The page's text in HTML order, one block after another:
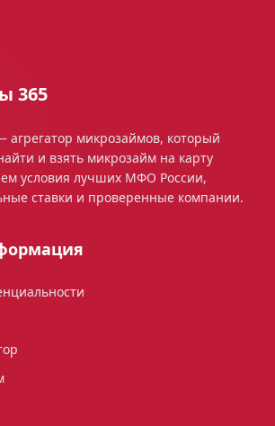
365
агрегатор микрозаймов, который
и взять микрозайм на карту
условия лучших МФО России,
ставки и проверенные компании.